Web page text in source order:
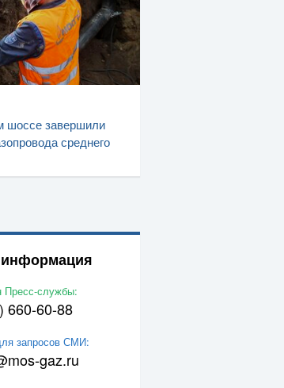
шоссе завершили
среднего
информация
Пресс-службы:
660-60-88
запросов СМИ:
gaz.ru